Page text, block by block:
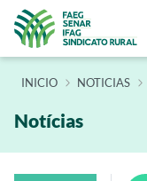
INÍCIO NOTICIAS
Notícias